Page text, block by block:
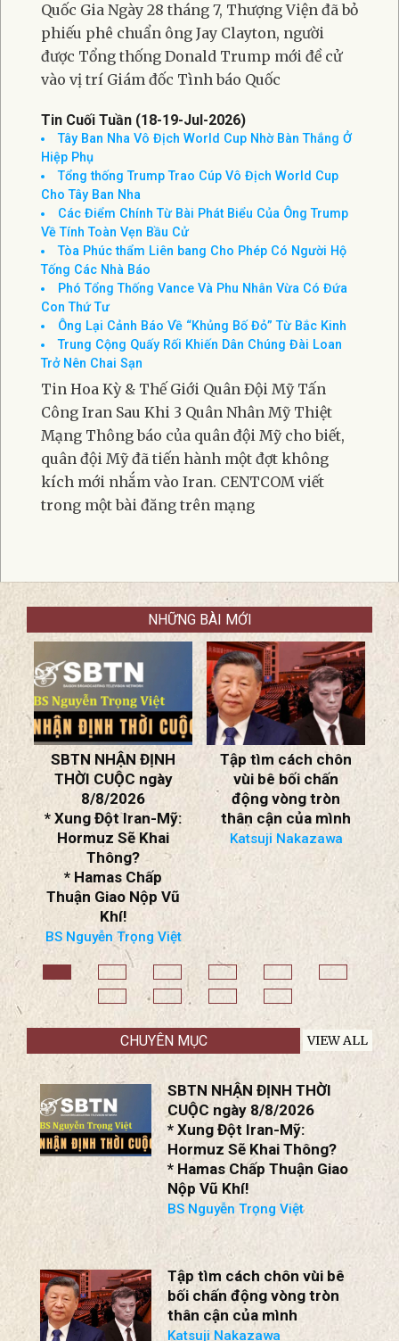
Quốc Gia Ngày 28 tháng 7, Thượng Viện đã bỏ
phiếu phê chuẩn ông Jay Clayton, người
được Tổng thống Donald Trump mới đề cử
vào vị trí Giám đốc Tình báo Quốc
Tin Cuối Tuần (18-19-Jul-2026)
Tây Ban Nha Vô Địch World Cup Nhờ Bàn Thắng Ở
Hiệp Phụ
Tổng thống Trump Trao Cúp Vô Địch World Cup
Cho Tây Ban Nha
Các Điểm Chính Từ Bài Phát Biểu Của Ông Trump
Về Tính Toàn Vẹn Bầu Cử
Tòa Phúc thẩm Liên bang Cho Phép Có Người Hộ
Tống Các Nhà Báo
Phó Tổng Thống Vance Và Phu Nhân Vừa Có Đứa
Con Thứ Tư
Ông Lại Cảnh Báo Về “Khủng Bố Đỏ” Từ Bắc Kinh
Trung Cộng Quấy Rối Khiến Dân Chúng Đài Loan
Trở Nên Chai Sạn
Tin Hoa Kỳ & Thế Giới Quân Đội Mỹ Tấn
Công Iran Sau Khi 3 Quân Nhân Mỹ Thiệt
Mạng Thông báo của quân đội Mỹ cho biết,
quân đội Mỹ đã tiến hành một đợt không
kích mới nhắm vào Iran. CENTCOM viết
trong một bài đăng trên mạng
NHỮNG BÀI MỚI
Tập tìm cách chôn
vùi bê bối chấn
động vòng tròn
thân cận của mình
Katsuji Nakazawa
HỘI LUẬN ngày
8/8/2026
* Xung Đột Mỹ-Iran:
Đánh Hay Đàm?
* Lực Lượng Hamas
Chấp Thuận Giải
* Nhà Nước Độc Tài
Quân Phiệt Miến
Điện Nhượng Bộ?
Lừa Đảo Trực Tuyến
Tại Cambodia.
BS Nguyễn Trọng Việt
CHUYÊN MỤC VIEW ALL
SBTN NHẬN ĐỊNH THỜI
CUỘC ngày 8/8/2026
* Xung Đột Iran-Mỹ:
Hormuz Sẽ Khai Thông?
Nộp Vũ Khí!
BS Nguyễn Trọng Việt